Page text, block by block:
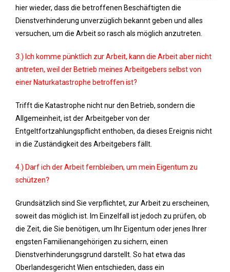
hier wieder, dass die betroffenen Beschäftigten die
Dienstverhinderung unverzüglich bekannt geben und alles
versuchen, um die Arbeit so rasch als möglich anzutreten.
3.) Ich komme pünktlich zur Arbeit, kann die Arbeit aber nicht
antreten, weil der Betrieb meines Arbeitgebers selbst von
einer Naturkatastrophe betroffen ist?
Trifft die Katastrophe nicht nur den Betrieb, sondern die
Allgemeinheit, ist der Arbeitgeber von der
Entgeltfortzahlungspflicht enthoben, da dieses Ereignis nicht
in die Zuständigkeit des Arbeitgebers fällt.
4.) Darf ich der Arbeit fernbleiben, um mein Eigentum zu
schützen?
Grundsätzlich sind Sie verpflichtet, zur Arbeit zu erscheinen,
soweit das möglich ist. Im Einzelfall ist jedoch zu prüfen, ob
die Zeit, die Sie benötigen, um Ihr Eigentum oder jenes Ihrer
engsten Familienangehörigen zu sichern, einen
Dienstverhinderungsgrund darstellt. So hat etwa das
Oberlandesgericht Wien entschieden, dass ein